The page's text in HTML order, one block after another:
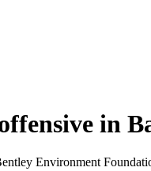
in
Environment